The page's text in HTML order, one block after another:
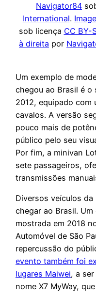
Navigator84
International.
sob licença CC BY-
à direita por
Um exemplo de
chegou ao Brasil é o
2012, equipado com
cavalos. A versão
pouco mais de
público pelo seu
Por fim, a minivan
sete passageiros,
transmissões
Diversos veículos
chegar ao Brasil.
mostrada em 2018
Automóvel de São
repercussão do
evento também foi
lugares Maiwei, a
nome X7 MyWay,